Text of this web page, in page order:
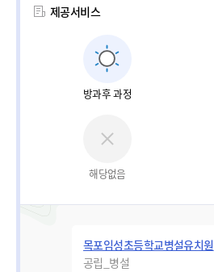
제공서비스
방과후 과정
해당없음
목포임성초등학교병설유치원
공립_병설